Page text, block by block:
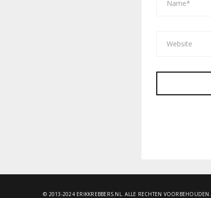
© 2013-2024 ERIKKREBBERS.NL. ALLE RECHTEN VOORBEHOUDEN.